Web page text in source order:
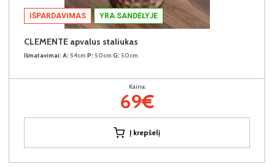
IŠPARDAVIMAS YRA SANDĖLYJE
CLEMENTE apvalus staliukas
Išmatavimai: A: 54cm P: 50cm G: 50cm
Kaina:
69€
Į krepšelį